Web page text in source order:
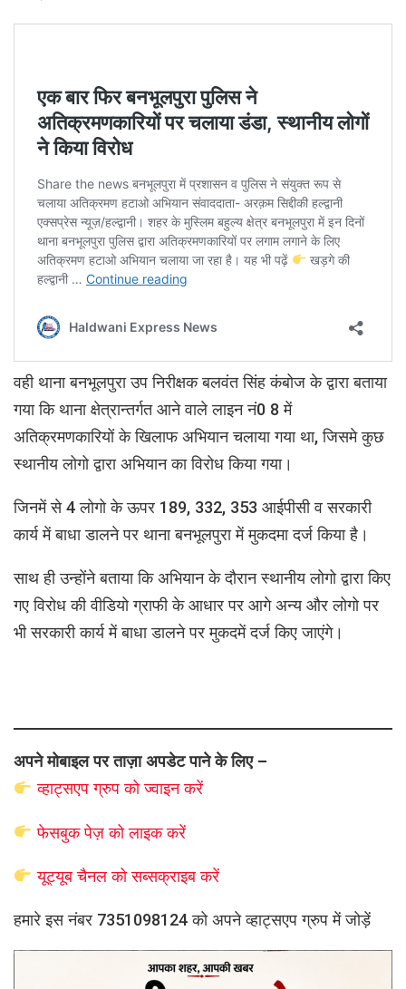
वही थाना बनभूलपुरा उप निरीक्षक बलवंत सिंह कंबोज के द्वारा बताया
गया कि थाना क्षेत्रान्तर्गत आने वाले लाइन नं0 8 में
अतिक्रमणकारियों के खिलाफ अभियान चलाया गया था, जिसमे कुछ
स्थानीय लोगो द्वारा अभियान का विरोध किया गया।
जिनमें से 4 लोगो के ऊपर 189, 332, 353 आईपीसी व सरकारी
कार्य में बाधा डालने पर थाना बनभूलपुरा में मुकदमा दर्ज किया है।
साथ ही उन्होंने बताया कि अभियान के दौरान स्थानीय लोगो द्वारा किए
गए विरोध की वीडियो ग्राफी के आधार पर आगे अन्य और लोगो पर
भी सरकारी कार्य में बाधा डालने पर मुकदमें दर्ज किए जाएंगे।
अपने मोबाइल पर ताज़ा अपडेट पाने के लिए –
व्हाट्सएपग्रुप कोज्वाइन करें
फेसबुक पेज़ को लाइक करें
यूट्यूब चैनल को सब्सक्राइब करें
हमारे इस नंबर 7351098124 को अपने व्हाट्सएप ग्रुप में जोड़ें